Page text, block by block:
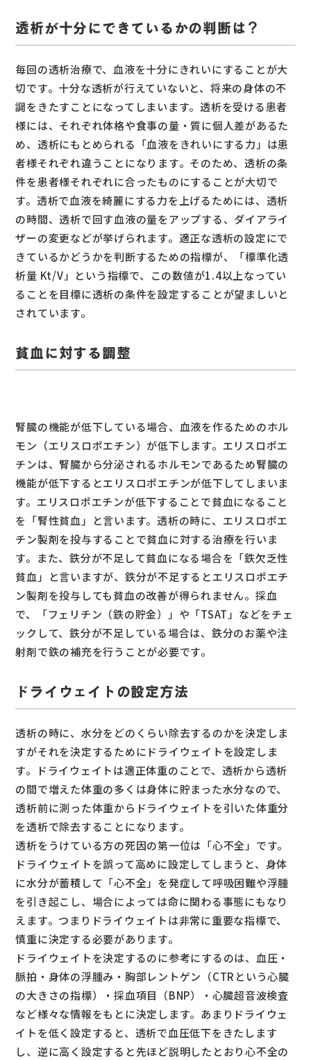
透析が十分にできているかの判断は？
毎回の透析治療で、血液を十分にきれいにすることが大
切です。十分な透析が行えていないと、将来の身体の不
調をきたすことになってしまいます。透析を受ける患者
様には、それぞれ体格や食事の量・質に個人差があるた
め、透析にもとめられる「血液をきれいにする力」は患
者様それぞれ違うことになります。そのため、透析の条
件を患者様それぞれに合ったものにすることが大切で
す。透析で血液を綺麗にする力を上げるためには、透析
の時間、透析で回す血液の量をアップする、ダイアライ
ザーの変更などが挙げられます。適正な透析の設定にで
きているかどうかを判断するための指標が、「標準化透
析量 Kt/V」という指標で、この数値が1.4以上なってい
ることを目標に透析の条件を設定することが望ましいと
されています。
貧血に対する調整
腎臓の機能が低下している場合、血液を作るためのホル
モン（エリスロポエチン）が低下します。エリスロポエ
チンは、腎臓から分泌されるホルモンであるため腎臓の
機能が低下するとエリスロポエチンが低下してしまいま
す。エリスロポエチンが低下することで貧血になること
を「腎性貧血」と言います。透析の時に、エリスロポエ
チン製剤を投与することで貧血に対する治療を行いま
す。また、鉄分が不足して貧血になる場合を「鉄欠乏性
貧血」と言いますが、鉄分が不足するとエリスロポエチ
ン製剤を投与しても貧血の改善が得られません。採血
で、「フェリチン（鉄の貯金）」や「TSAT」などをチェ
ックして、鉄分が不足している場合は、鉄分のお薬や注
射剤で鉄の補充を行うことが必要です。
ドライウェイトの設定方法
透析の時に、水分をどのくらい除去するのかを決定しま
すがそれを決定するためにドライウェイトを設定しま
す。ドライウェイトは適正体重のことで、透析から透析
の間で増えた体重の多くは身体に貯まった水分なので、
透析前に測った体重からドライウェイトを引いた体重分
を透析で除去することになります。
透析をうけている方の死因の第一位は「心不全」です。
ドライウェイトを誤って高めに設定してしまうと、身体
に水分が蓄積して「心不全」を発症して呼吸困難や浮腫
を引き起こし、場合によっては命に関わる事態にもなり
えます。つまりドライウェイトは非常に重要な指標で、
慎重に決定する必要があります。
ドライウェイトを決定するのに参考にするのは、血圧・
脈拍・身体の浮腫み・胸部レントゲン（CTRという心臓
の大きさの指標）・採血項目（BNP）・心臓超音波検査
など様々な情報をもとに決定します。あまりドライウェ
イトを低く設定すると、透析で血圧低下をきたします
し、逆に高く設定すると先ほど説明したとおり心不全の